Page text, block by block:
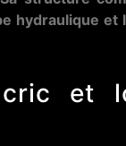
hydraulique et
et